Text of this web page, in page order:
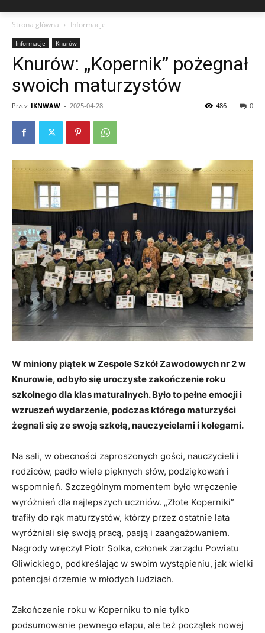
Strona główna Informacje
Informacje Knurów
Knurów: „Kopernik” pożegnał
swoich maturzystów
Przez IKNWAW - 2025-04-28 0
486
W miniony piątek w Zespole Szkół Zawodowych nr 2 w
Knurowie, odbyło się uroczyste zakończenie roku
szkolnego dla klas maturalnych. Było to pełne emocji i
wzruszeń wydarzenie, podczas którego maturzyści
żegnali się ze swoją szkołą, nauczycielami i kolegami.
Na sali, w obecności zaproszonych gości, nauczycieli i
rodziców, padło wiele pięknych słów, podziękowań i
wspomnień. Szczególnym momentem było wręczenie
wyróżnień dla najlepszych uczniów. „Złote Koperniki”
trafiły do rąk maturzystów, którzy przez ostatnie lata
wyróżniali się swoją pracą, pasją i zaangażowaniem.
Nagrody wręczył Piotr Solka, członek zarządu Powiatu
Gliwickiego, podkreślając w swoim wystąpieniu, jak wielki
potencjał drzemie w młodych ludziach.
Zakończenie roku w Koperniku to nie tylko
podsumowanie pewnego etapu, ale też początek nowej